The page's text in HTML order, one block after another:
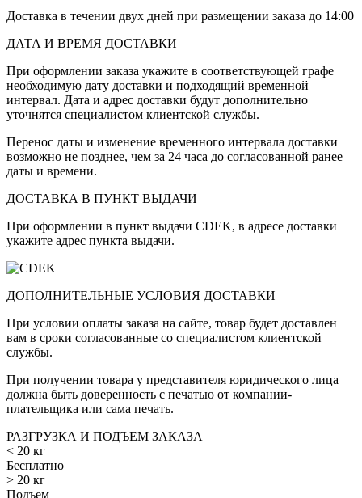
Доставка в течении двух дней при размещении заказа до 14:00
ДАТА И ВРЕМЯ ДОСТАВКИ
При оформлении заказа укажите в соответствующей графе
необходимую дату доставки и подходящий временной
интервал. Дата и адрес доставки будут дополнительно
уточнятся специалистом клиентской службы.
Перенос даты и изменение временного интервала доставки
возможно не позднее, чем за 24 часа до согласованной ранее
даты и времени.
ДОСТАВКА В ПУНКТ ВЫДАЧИ
При оформлении в пункт выдачи CDEK, в адресе доставки
укажите адрес пункта выдачи.
ДОПОЛНИТЕЛЬНЫЕ УСЛОВИЯ ДОСТАВКИ
При условии оплаты заказа на сайте, товар будет доставлен
вам в сроки согласованные со специалистом клиентской
службы.
При получении товара у представителя юридического лица
должна быть доверенность с печатью от компании-
плательщика или сама печать.
РАЗГРУЗКА И ПОДЪЕМ ЗАКАЗА
< 20 кг
Бесплатно
> 20 кг
Подъем